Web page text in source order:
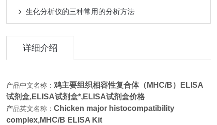
生化分析仪的三种常用的分析方法
详细介绍
产品中文名称： 鸡主要组织相容性复合体（MHC/B）ELISA
试剂盒,ELISA试剂盒*,ELISA试剂盒价格
产品英文名称：Chicken major histocompatibility
complex,MHC/B ELISA Kit